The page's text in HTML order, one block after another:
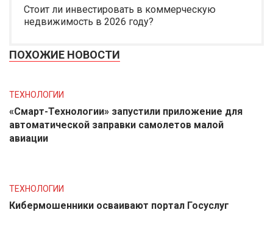
Стоит ли инвестировать в коммерческую
недвижимость в 2026 году?
ПОХОЖИЕ НОВОСТИ
ТЕХНОЛОГИИ
«Смарт-Технологии» запустили приложение для
автоматической заправки самолетов малой
авиации
ТЕХНОЛОГИИ
Кибермошенники осваивают портал Госуслуг